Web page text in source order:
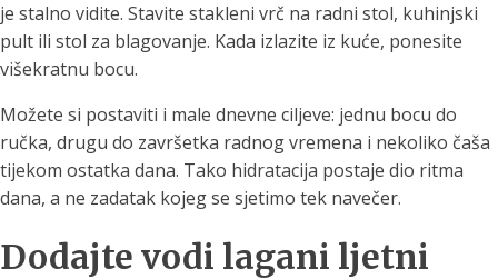
je stalno vidite. Stavite stakleni vrč na radni stol, kuhinjski
pult ili stol za blagovanje. Kada izlazite iz kuće, ponesite
višekratnu bocu.
Možete si postaviti i male dnevne ciljeve: jednu bocu do
ručka, drugu do završetka radnog vremena i nekoliko čaša
tijekom ostatka dana. Tako hidratacija postaje dio ritma
dana, a ne zadatak kojeg se sjetimo tek navečer.
Dodajte vodi lagani ljetni